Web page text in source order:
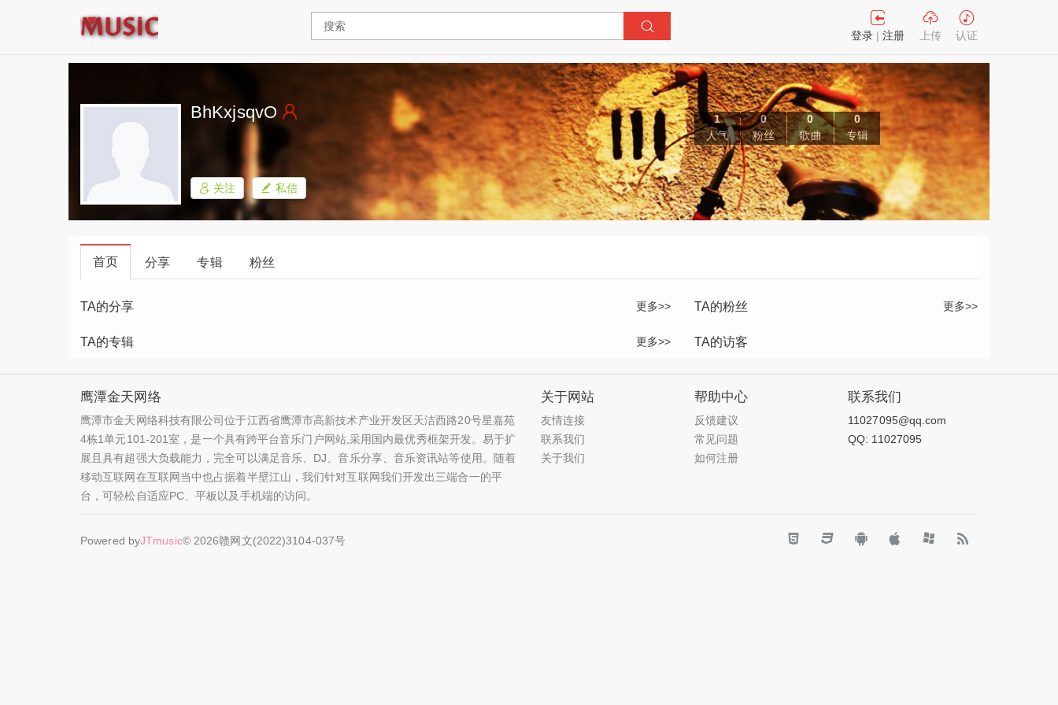
登录 |注册 上传 认证
BhKxjsqvO
关注 私信
1
人气
0
粉丝
0
歌曲
0
专辑
首页 分享 专辑 粉丝
TA的分享 更多>>
TA的专辑 更多>>
TA的粉丝 更多>>
TA的访客
鹰潭金天网络
鹰潭市金天网络科技有限公司位于江西省鹰潭市高新技术产业开发区天洁西路20号星嘉苑
4栋1单元101-201室，是一个具有跨平台音乐门户网站,采用国内最优秀框架开发。易于扩
展且具有超强大负载能力，完全可以满足音乐、DJ、音乐分享、音乐资讯站等使用。随着
移动互联网在互联网当中也占据着半壁江山，我们针对互联网我们开发出三端合一的平
台，可轻松自适应PC、平板以及手机端的访问。
关于网站
友情连接
联系我们
关于我们
帮助中心
反馈建议
常见问题
如何注册
联系我们
11027095@qq.com
QQ: 11027095
Powered byJTmusic© 2026赣网文(2022)3104-037号